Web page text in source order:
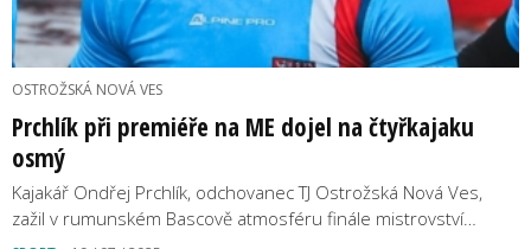
OSTROŽSKÁ NOVÁ VES
Prchlík při premiéře na ME dojel na čtyřkajaku
osmý
Kajakář Ondřej Prchlík, odchovanec TJ Ostrožská Nová Ves,
zažil v rumunském Bascově atmosféru finále mistrovství…